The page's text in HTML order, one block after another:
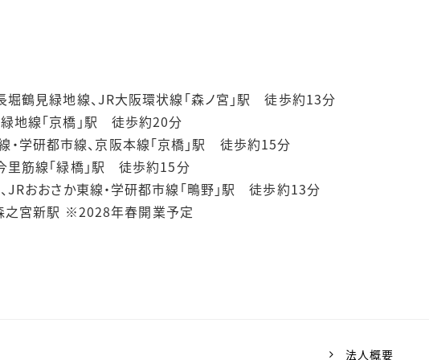
鶴見緑地線、JR大阪環状線「森ノ宮」駅 徒歩約13分
地線「京橋」駅 徒歩約20分
・学研都市線、京阪本線「京橋」駅 徒歩約15分
里筋線「緑橋」駅 徒歩約15分
おおさか東線・学研都市線「鴫野」駅 徒歩約13分
之宮新駅 ※2028年春開業予定
法人概要